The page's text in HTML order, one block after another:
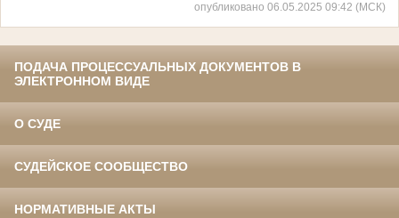
опубликовано 06.05.2025 09:42 (МСК)
ПОДАЧА ПРОЦЕССУАЛЬНЫХ ДОКУМЕНТОВ В
ЭЛЕКТРОННОМ ВИДЕ
О СУДЕ
СУДЕЙСКОЕ СООБЩЕСТВО
НОРМАТИВНЫЕ АКТЫ